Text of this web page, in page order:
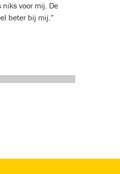
niks voor mij. De
beter bij mij.”